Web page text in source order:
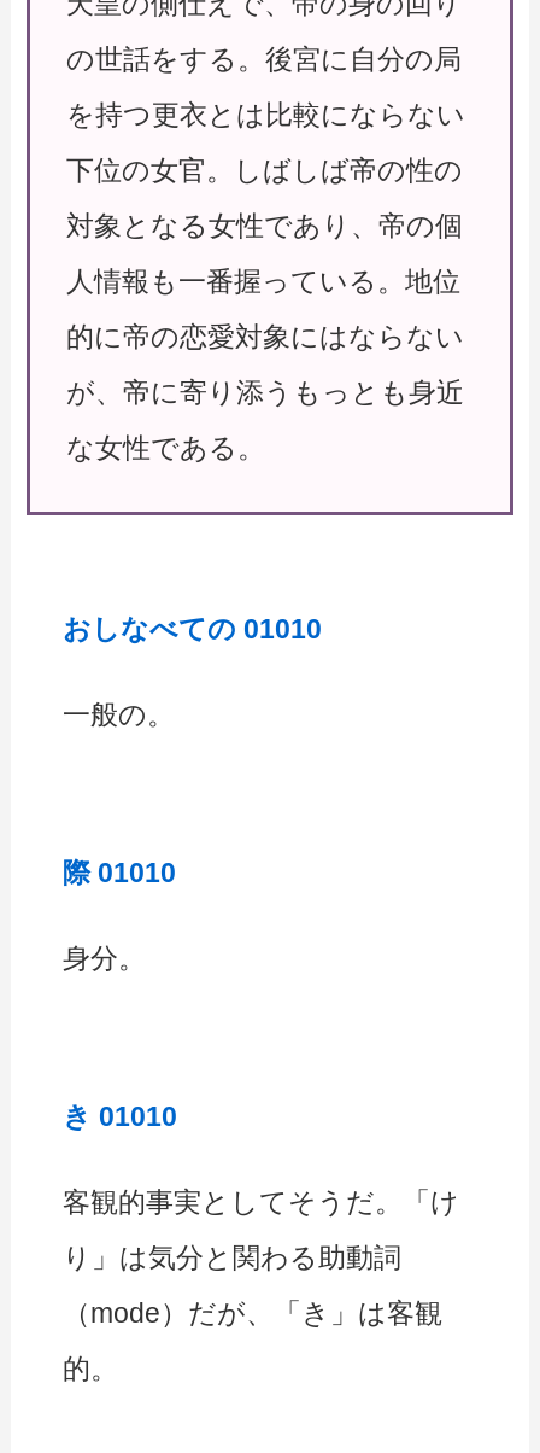
の世話をする。後宮に自分の局
を持つ更衣とは比較にならない
下位の女官。しばしば帝の性の
対象となる女性であり、帝の個
人情報も一番握っている。地位
的に帝の恋愛対象にはならない
が、帝に寄り添うもっとも身近
な女性である。
おしなべての 01010
一般の。
際 01010
身分。
き 01010
客観的事実としてそうだ。「け
り」は気分と関わる助動詞
（mode）だが、「き」は客観
的。